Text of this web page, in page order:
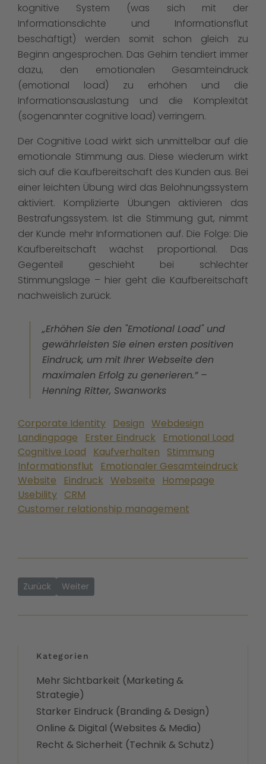
kognitive System (was sich mit der
Informationsdichte und Informationsflut
beschäftigt) werden somit schon gleich zu
Beginn angesprochen. Das Gehirn tendiert immer
dazu, den emotionalen Gesamteindruck
(emotional load) zu erhöhen und die
Informationsauslastung und die Komplexität
(sogenannter cognitive load) verringern.
Der Cognitive Load wirkt sich unmittelbar auf die
emotionale Stimmung aus. Diese wiederum wirkt
sich auf die Kaufbereitschaft des Kunden aus. Bei
einer leichten Übung wird das Belohnungssystem
aktiviert. Komplizierte Übungen aktivieren das
Bestrafungssystem. Ist die Stimmung gut, nimmt
der Kunde mehr Informationen auf. Die Folge: Die
Kaufbereitschaft wächst proportional. Das
Gegenteil geschieht bei schlechter
Stimmungslage – hier geht die Kaufbereitschaft
nachweislich zurück.
„Erhöhen Sie den "Emotional Load" und
gewährleisten Sie einen ersten positiven
Eindruck, um mit Ihrer Webseite den
maximalen Erfolg zu generieren.” –
Henning Ritter, Swanworks
Corporate Identity Design Webdesign
Landingpage
Erster Eindruck
Emotional Load
Cognitive Load
Kaufverhalten
Stimmung
Informationsflut
Emotionaler Gesamteindruck
Website
Eindruck Webseite
Homepage
Usebility CRM
Customer relationship management
Vorheriger Beitrag: Was ist eine Landingpage und was
Zurück Nächster Beitrag: Webdesign: Darum ist gutes
Weiter
Kategorien
Mehr Sichtbarkeit (Marketing &
Strategie)
Starker Eindruck (Branding & Design)
Online & Digital (Websites & Media)
Recht & Sicherheit (Technik & Schutz)